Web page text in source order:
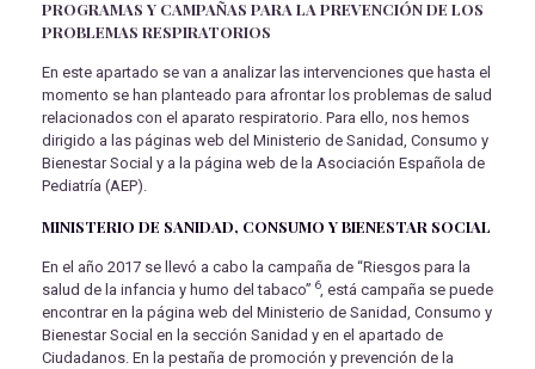
PROGRAMAS Y CAMPAÑAS PARA LA PREVENCIÓN DE LOS
PROBLEMAS RESPIRATORIOS
En este apartado se van a analizar las intervenciones que hasta el
momento se han planteado para afrontar los problemas de salud
relacionados con el aparato respiratorio. Para ello, nos hemos
dirigido a las páginas web del Ministerio de Sanidad, Consumo y
Bienestar Social y a la página web de la Asociación Española de
Pediatría (AEP).
MINISTERIO DE SANIDAD, CONSUMO Y BIENESTAR SOCIAL
En el año 2017 se llevó a cabo la campaña de “Riesgos para la
salud de la infancia y humo del tabaco” 6, está campaña se puede
encontrar en la página web del Ministerio de Sanidad, Consumo y
Bienestar Social en la sección Sanidad y en el apartado de
Ciudadanos. En la pestaña de promoción y prevención de la